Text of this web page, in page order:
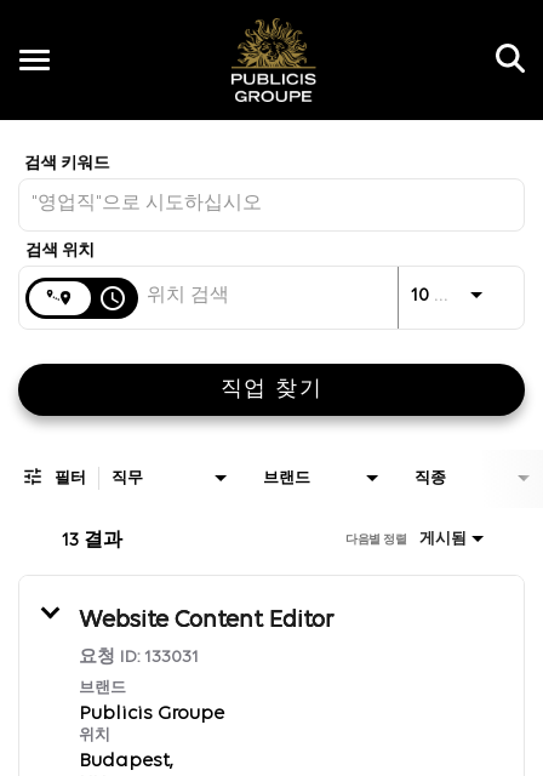
Toggle
KR
access_time 10 킬로미터
직업 찾기
필터 직무 브랜드 직종
13 결과 게시됨
다음별 정렬
Website Content Editor
요청 ID: 133031
브랜드
Publicis Groupe
위치
Budapest,